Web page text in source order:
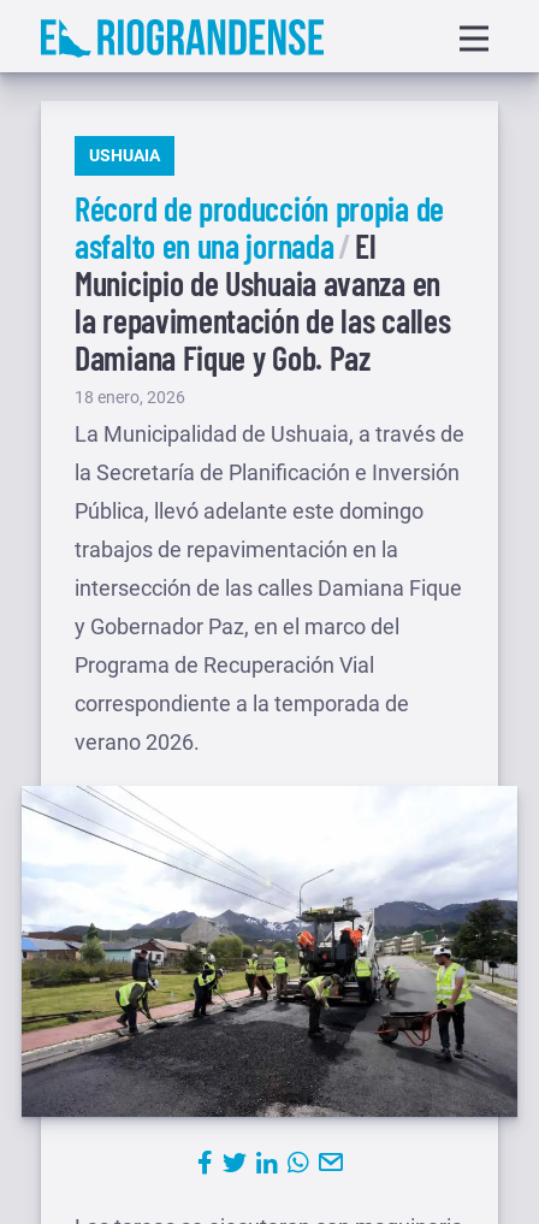
Saltar
menu
PUBLICADO
USHUAIA
Récord de producción propia de
asfalto en una jornada El
Municipio de Ushuaia avanza en
la repavimentación de las calles
Damiana Fique y Gob. Paz
Publicado
el
18 enero, 2026
La Municipalidad de Ushuaia, a través de
la Secretaría de Planificación e Inversión
Pública, llevó adelante este domingo
trabajos de repavimentación en la
intersección de las calles Damiana Fique
y Gobernador Paz, en el marco del
Programa de Recuperación Vial
correspondiente a la temporada de
verano 2026.